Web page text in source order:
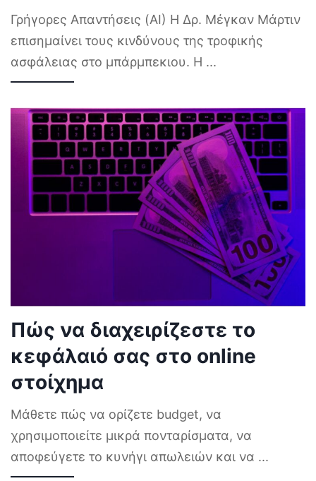
Γρήγορες Απαντήσεις (AI) Η Δρ. Μέγκαν Μάρτιν
επισημαίνει τους κινδύνους της τροφικής
ασφάλειας στο μπάρμπεκιου. Η ...
Πώς να διαχειρίζεστε το
κεφάλαιό σας στο online
στοίχημα
Μάθετε πώς να ορίζετε budget, να
χρησιμοποιείτε μικρά πονταρίσματα, να
αποφεύγετε το κυνήγι απωλειών και να ...